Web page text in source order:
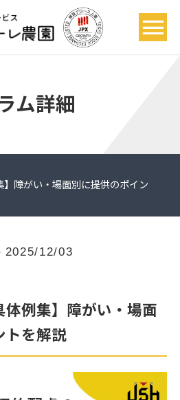
ム詳細
】障がい・場面別に提供のポイン
2025/12/03
体例集】障がい・場面
トを解説